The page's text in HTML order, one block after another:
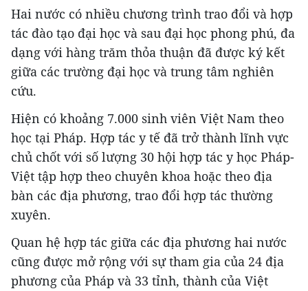
Hai nước có nhiều chương trình trao đổi và hợp
tác đào tạo đại học và sau đại học phong phú, đa
dạng với hàng trăm thỏa thuận đã được ký kết
giữa các trường đại học và trung tâm nghiên
cứu.
Hiện có khoảng 7.000 sinh viên Việt Nam theo
học tại Pháp. Hợp tác y tế đã trở thành lĩnh vực
chủ chốt với số lượng 30 hội hợp tác y học Pháp-
Việt tập hợp theo chuyên khoa hoặc theo địa
bàn các địa phương, trao đổi hợp tác thường
xuyên.
Quan hệ hợp tác giữa các địa phương hai nước
cũng được mở rộng với sự tham gia của 24 địa
phương của Pháp và 33 tỉnh, thành của Việt